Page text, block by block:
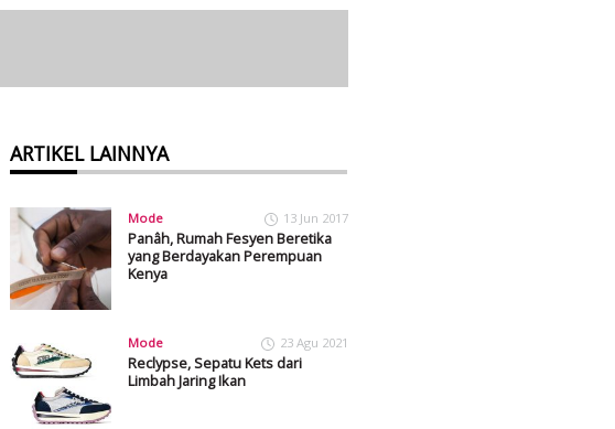
ARTIKEL LAINNYA
Mode 13 Jun 2017
Panâh, Rumah Fesyen Beretika
yang Berdayakan Perempuan
Kenya
Mode 23 Agu 2021
Reclypse, Sepatu Kets dari
Limbah Jaring Ikan